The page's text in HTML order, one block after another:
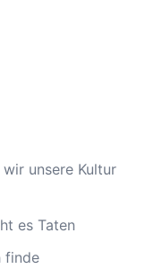
unsere Kultur
es Taten
finde